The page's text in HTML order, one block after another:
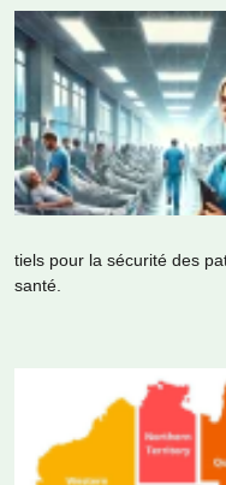
tiels pour la sécu­rité des
santé.